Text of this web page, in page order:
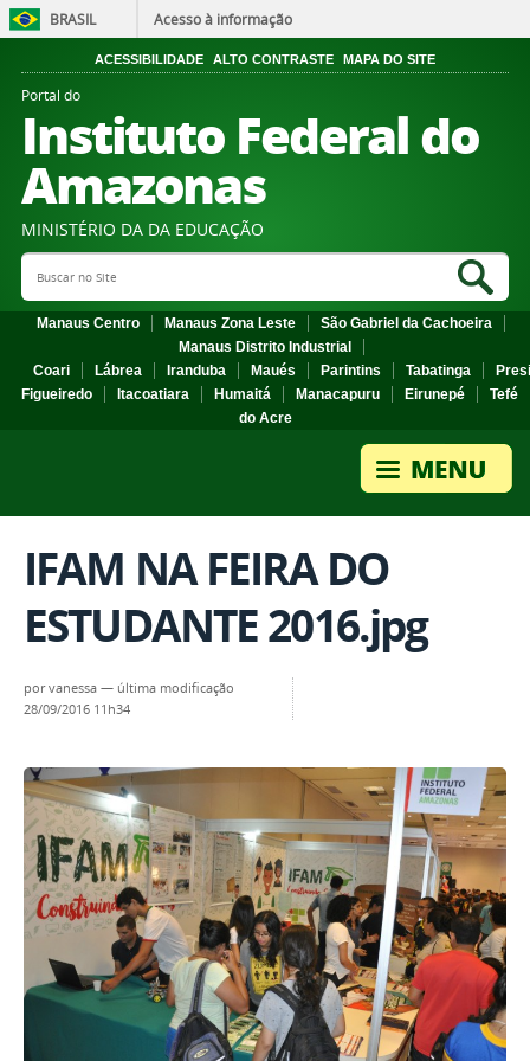
BRASIL Acesso à informação
ACESSIBILIDADE ALTO CONTRASTE MAPA DO SITE
Portal do
Instituto Federal do
Amazonas
MINISTÉRIO DA DA EDUCAÇÃO
Search Site
Manaus Centro Manaus Zona Leste
São Gabriel da Cachoeira
Manaus Distrito Industrial
Coari
Lábrea Iranduba Maués Parintins Tabatinga
Figueiredo
Itacoatiara Humaitá Manacapuru Eirunepé
Tefé
do Acre
IFAM NA FEIRA DO
ESTUDANTE 2016.jpg
porvanessa — última modificação
28/09/2016 11h34